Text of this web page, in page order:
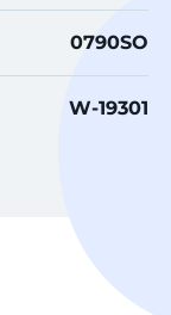
0790SO
W-19301